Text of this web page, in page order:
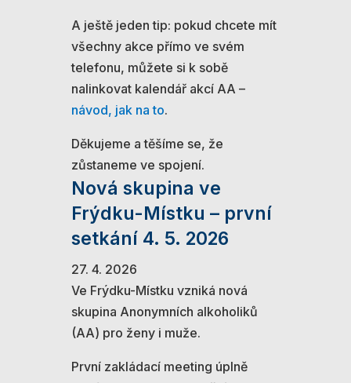
A ještě jeden tip: pokud chcete mít
všechny akce přímo ve svém
telefonu, můžete si k sobě
nalinkovat kalendář akcí AA –
návod, jak na to.
Děkujeme a těšíme se, že
zůstaneme ve spojení.
Nová skupina ve
Frýdku-Místku – první
setkání 4. 5. 2026
27. 4. 2026
Ve Frýdku-Místku vzniká nová
skupina Anonymních alkoholiků
(AA) pro ženy i muže.
První zakládací meeting úplně